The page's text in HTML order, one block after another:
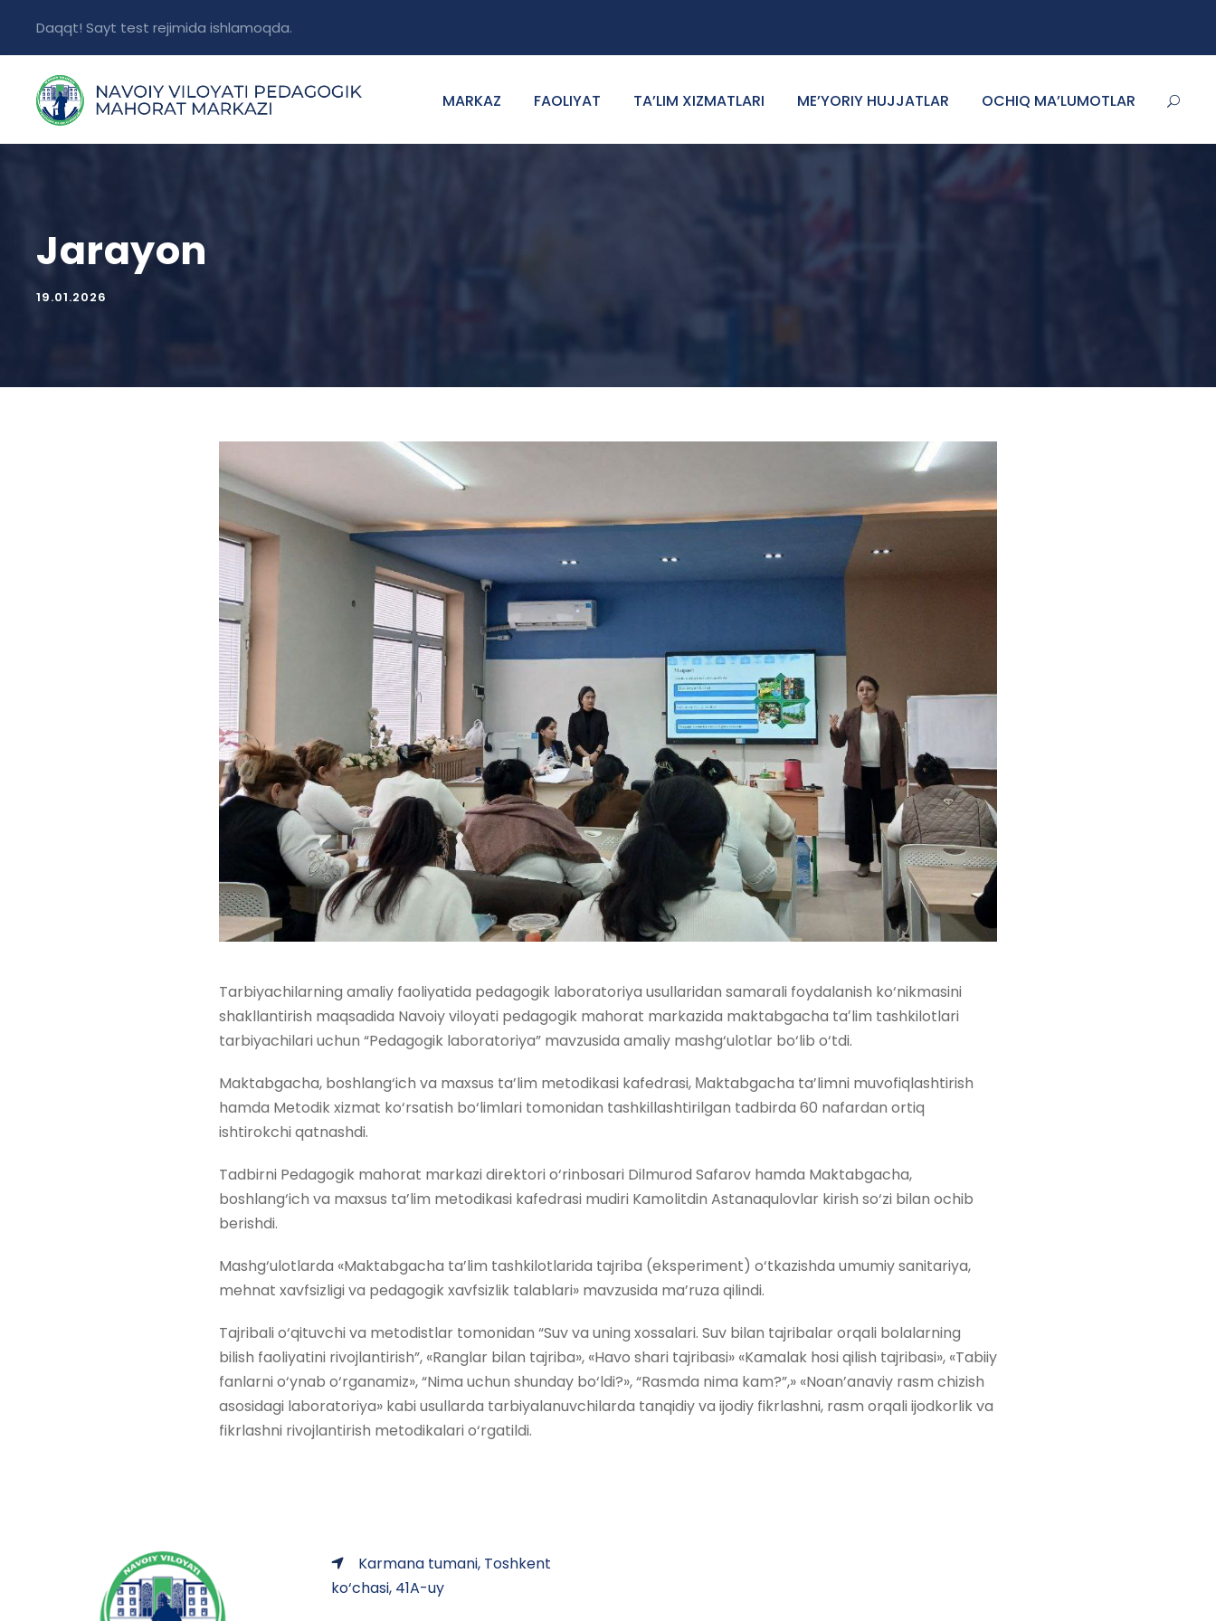
Daqqt! Sayt test rejimida ishlamoqda.
MARKAZ FAOLIYAT TA’LIM XIZMATLARI ME’YORIY HUJJATLAR OCHIQ MA’LUMOTLAR
Jarayon
19.01.2026
Tarbiyachilarning amaliy faoliyatida pedagogik laboratoriya usullaridan samarali foydalanish ko‘nikmasini
shakllantirish maqsadida Navoiy viloyati pedagogik mahorat markazida maktabgacha taʼlim tashkilotlari
tarbiyachilari uchun “Pedagogik laboratoriya” mavzusida amaliy mashg‘ulotlar bo‘lib o‘tdi.
Maktabgacha, boshlang‘ich va maxsus ta’lim metodikasi kafedrasi, Мaktabgacha ta’limni muvofiqlashtirish
hamda Metodik xizmat ko‘rsatish bo‘limlari tomonidan tashkillashtirilgan tadbirda 60 nafardan ortiq
ishtirokchi qatnashdi.
Tadbirni Pedagogik mahorat markazi direktori o‘rinbosari Dilmurod Safarov hamda Maktabgacha,
boshlang‘ich va maxsus ta’lim metodikasi kafedrasi mudiri Kamolitdin Astanaqulovlar kirish so‘zi bilan ochib
berishdi.
Mashg‘ulotlarda «Maktabgacha ta’lim tashkilotlarida tajriba (eksperiment) o‘tkazishda umumiy sanitariya,
mehnat xavfsizligi va pedagogik xavfsizlik talablari» mavzusida ma’ruza qilindi.
Tajribali o‘qituvchi va metodistlar tomonidan “Suv va uning xossalari. Suv bilan tajribalar orqali bolalarning
bilish faoliyatini rivojlantirish”, «Ranglar bilan tajriba», «Havo shari tajribasi» «Kamalak hosi qilish tajribasi», «Tabiiy
fanlarni o‘ynab o‘rganamiz», “Nima uchun shunday bo‘ldi?», “Rasmda nima kam?”,» «Noan’anaviy rasm chizish
asosidagi laboratoriya» kabi usullarda tarbiyalanuvchilarda tanqidiy va ijodiy fikrlashni, rasm orqali ijodkorlik va
fikrlashni rivojlantirish metodikalari o‘rgatildi.
Karmana tumani, Toshkent
ko‘chasi, 41A-uy